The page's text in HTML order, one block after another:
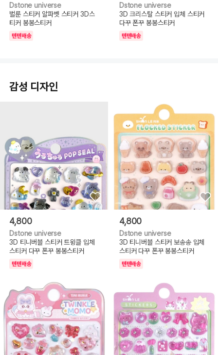
Dstone universe
벌룬 스티커 알파벳 스티커 3D스
티커 봉봉스티커
텐텐배송
Dstone universe
3D 크리스탈 스티커 입체 스티커
다꾸 폰꾸 봉봉스티커
텐텐배송
감성 디자인
4,800
Dstone universe
3D 티니버블 스티커 트윙클 입체
스티커 다꾸 폰꾸 봉봉스티커
텐텐배송
4,800
Dstone universe
3D 티니버블 스티커 보송송 입체
스티커 다꾸 폰꾸 봉봉스티커
텐텐배송